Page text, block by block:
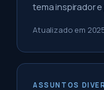
tema inspirador
Atualizado em
ASSUNTOS